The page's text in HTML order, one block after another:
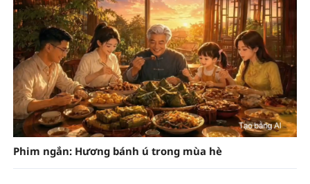
Phim ngắn: Hương bánh ú trong mùa hè